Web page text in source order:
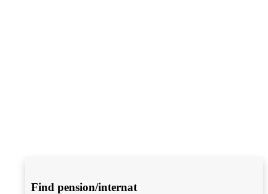
Find pension/internat